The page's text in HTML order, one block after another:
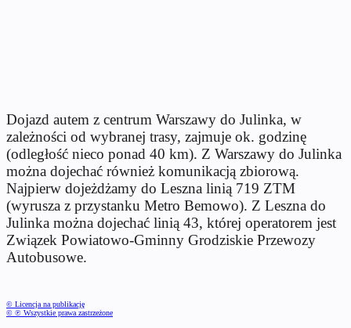
Dojazd autem z centrum Warszawy do Julinka, w
zależności od wybranej trasy, zajmuje ok. godzinę
(odległość nieco ponad 40 km). Z Warszawy do Julinka
można dojechać również komunikacją zbiorową.
Najpierw dojeżdżamy do Leszna linią 719 ZTM
(wyrusza z przystanku Metro Bemowo). Z Leszna do
Julinka można dojechać linią 43, której operatorem jest
Związek Powiatowo-Gminny Grodziskie Przewozy
Autobusowe.
© Licencja na publikację
© ℗ Wszystkie prawa zastrzeżone